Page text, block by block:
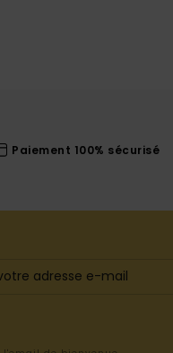
Paiement 100% sécurisé